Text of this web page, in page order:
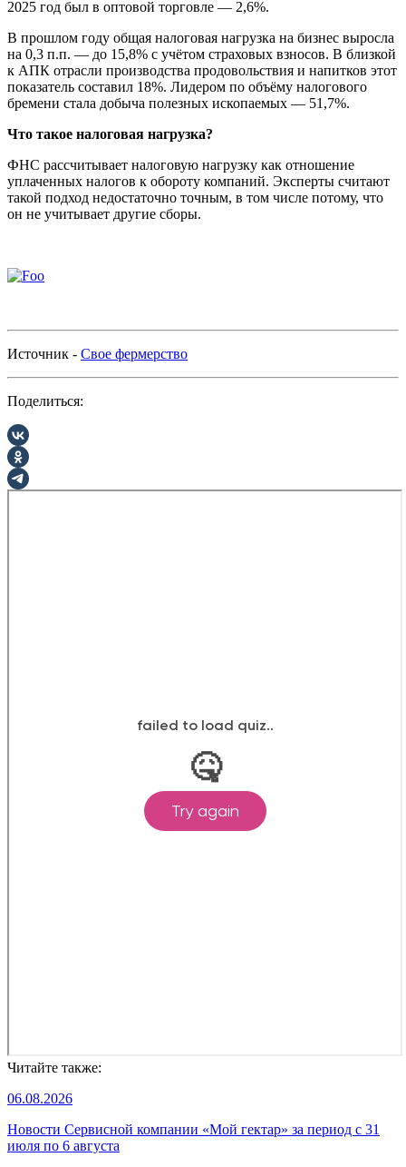
2025 год был в оптовой торговле — 2,6%.
В прошлом году общая налоговая нагрузка на бизнес выросла
на 0,3 п.п. — до 15,8% с учётом страховых взносов. В близкой
к АПК отрасли производства продовольствия и напитков этот
показатель составил 18%. Лидером по объёму налогового
бремени стала добыча полезных ископаемых — 51,7%.
Что такое налоговая нагрузка?
ФНС рассчитывает налоговую нагрузку как отношение
уплаченных налогов к обороту компаний. Эксперты считают
такой подход недостаточно точным, в том числе потому, что
он не учитывает другие сборы.
Источник - Свое фермерство
Поделиться:
Читайте также:
06.08.2026
Новости Сервисной компании «Мой гектар» за период с 31
июля по 6 августа